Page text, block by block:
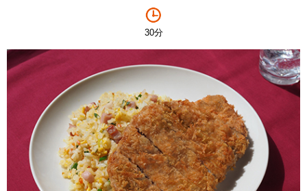
30分